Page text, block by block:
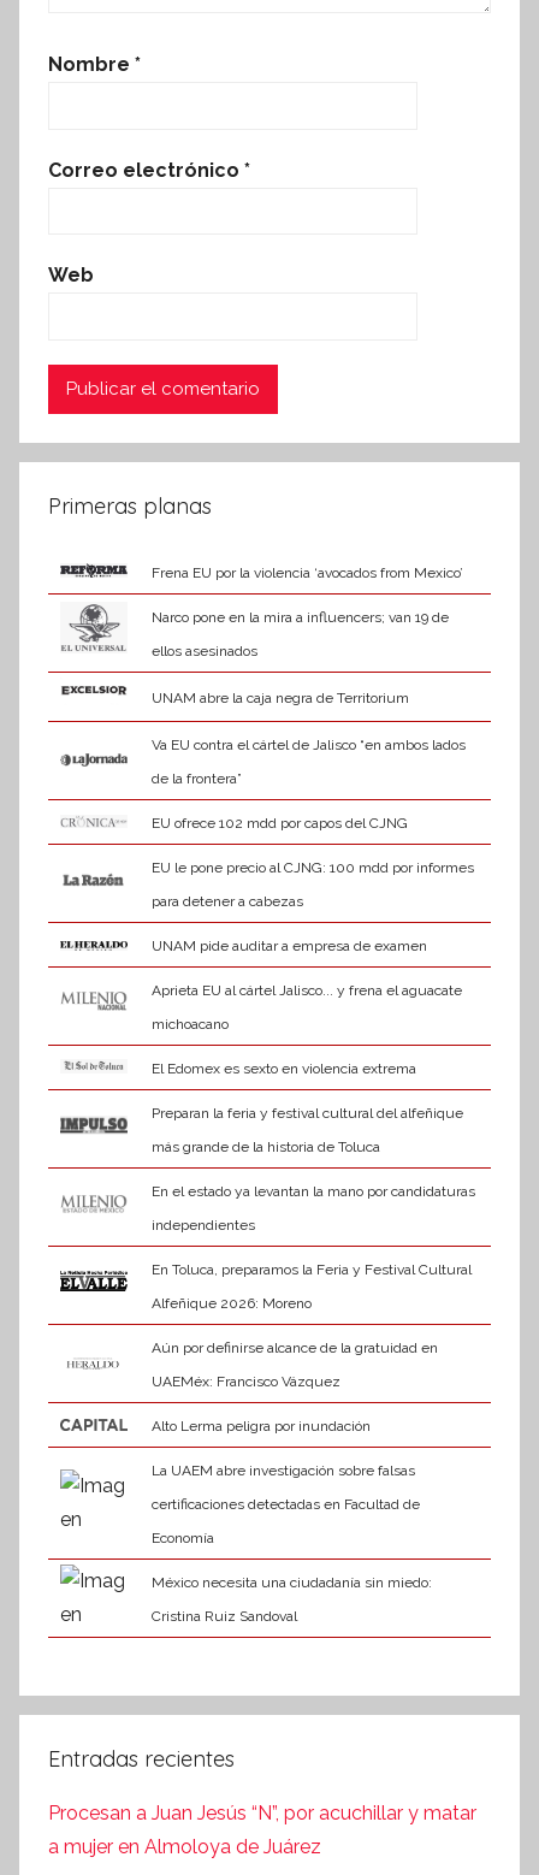
Nombre *
Correo electrónico *
Web
Primeras planas
Frena EU por la violencia ‘avocados from Mexico’
Narco pone en la mira a influencers; van 19 de
ellos asesinados
UNAM abre la caja negra de Territorium
Va EU contra el cártel de Jalisco “en ambos lados
de la frontera”
EU ofrece 102 mdd por capos del CJNG
EU le pone precio al CJNG: 100 mdd por informes
para detener a cabezas
UNAM pide auditar a empresa de examen
Aprieta EU al cártel Jalisco... y frena el aguacate
michoacano
El Edomex es sexto en violencia extrema
Preparan la feria y festival cultural del alfeñique
más grande de la historia de Toluca
En el estado ya levantan la mano por candidaturas
independientes
En Toluca, preparamos la Feria y Festival Cultural
Alfeñique 2026: Moreno
Aún por definirse alcance de la gratuidad en
UAEMéx: Francisco Vázquez
Alto Lerma peligra por inundación
La UAEM abre investigación sobre falsas
certificaciones detectadas en Facultad de
Economía
México necesita una ciudadanía sin miedo:
Cristina Ruiz Sandoval
Entradas recientes
Procesan a Juan Jesús “N”, por acuchillar y matar
a mujer en Almoloya de Juárez